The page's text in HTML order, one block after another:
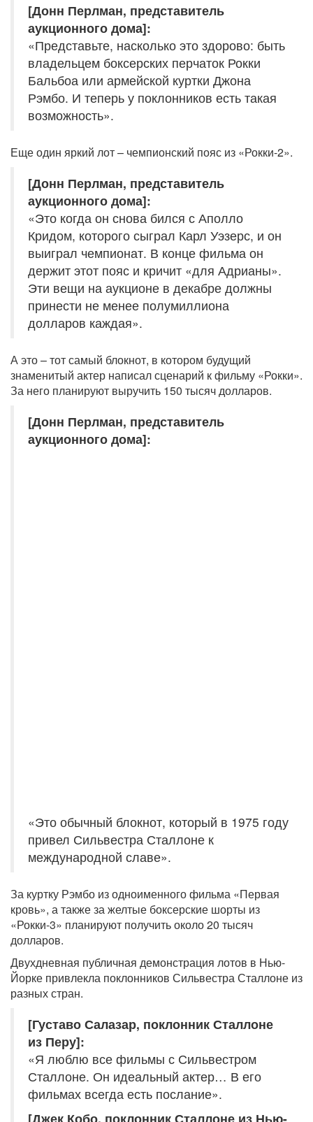
[Донн Перлман, представитель
аукционного дома]:
«Представьте, насколько это здорово: быть
владельцем боксерских перчаток Рокки
Бальбоа или армейской куртки Джона
Рэмбо. И теперь у поклонников есть такая
возможность».
Еще один яркий лот – чемпионский пояс из «Рокки-2».
[Донн Перлман, представитель
аукционного дома]:
«Это когда он снова бился с Аполло
Кридом, которого сыграл Карл Уэзерс, и он
выиграл чемпионат. В конце фильма он
держит этот пояс и кричит «для Адрианы».
Эти вещи на аукционе в декабре должны
принести не менее полумиллиона
долларов каждая».
А это – тот самый блокнот, в котором будущий
знаменитый актер написал сценарий к фильму «Рокки».
За него планируют выручить 150 тысяч долларов.
[Донн Перлман, представитель
аукционного дома]:
«Это обычный блокнот, который в 1975 году
привел Сильвестра Сталлоне к
международной славе».
За куртку Рэмбо из одноименного фильма «Первая
кровь», а также за желтые боксерские шорты из
«Рокки-3» планируют получить около 20 тысяч
долларов.
Двухдневная публичная демонстрация лотов в Нью-
Йорке привлекла поклонников Сильвестра Сталлоне из
разных стран.
[Густаво Салазар, поклонник Сталлоне
из Перу]:
«Я люблю все фильмы с Сильвестром
Сталлоне. Он идеальный актер… В его
фильмах всегда есть послание».
[Джек Кобо, поклонник Сталлоне из Нью-